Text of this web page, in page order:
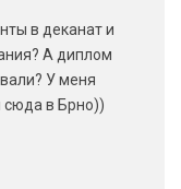
в деканат и
А диплом
У меня
сюда в Брно))